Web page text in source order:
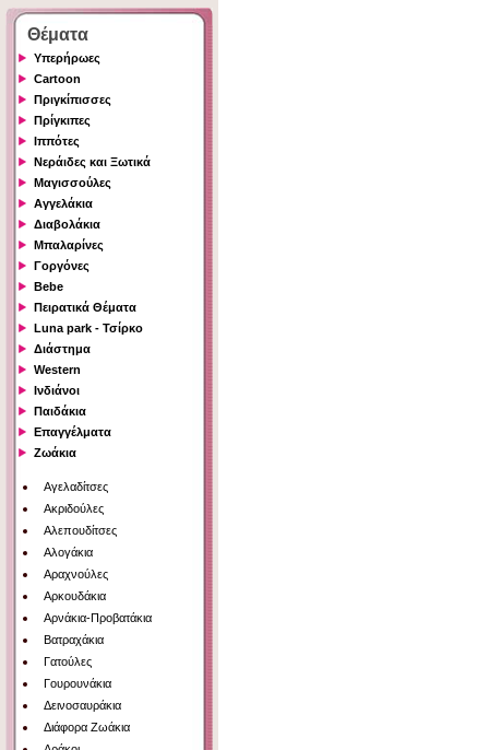
Θέματα
Υπερήρωες
Cartoon
Πριγκίπισσες
Πρίγκιπες
Ιππότες
Νεράιδες και Ξωτικά
Μαγισσούλες
Αγγελάκια
Διαβολάκια
Μπαλαρίνες
Γοργόνες
Bebe
Πειρατικά Θέματα
Luna park - Τσίρκο
Διάστημα
Western
Ινδιάνοι
Παιδάκια
Επαγγέλματα
Ζωάκια
Αγελαδίτσες
Ακριδούλες
Αλεπουδίτσες
Αλογάκια
Αραχνούλες
Αρκουδάκια
Αρνάκια-Προβατάκια
Βατραχάκια
Γατούλες
Γουρουνάκια
Δεινοσαυράκια
Διάφορα Ζωάκια